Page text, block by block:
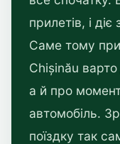
прилетів, і
Саме тому
Chișinău варто
а й про
автомобіль.
поїздку так